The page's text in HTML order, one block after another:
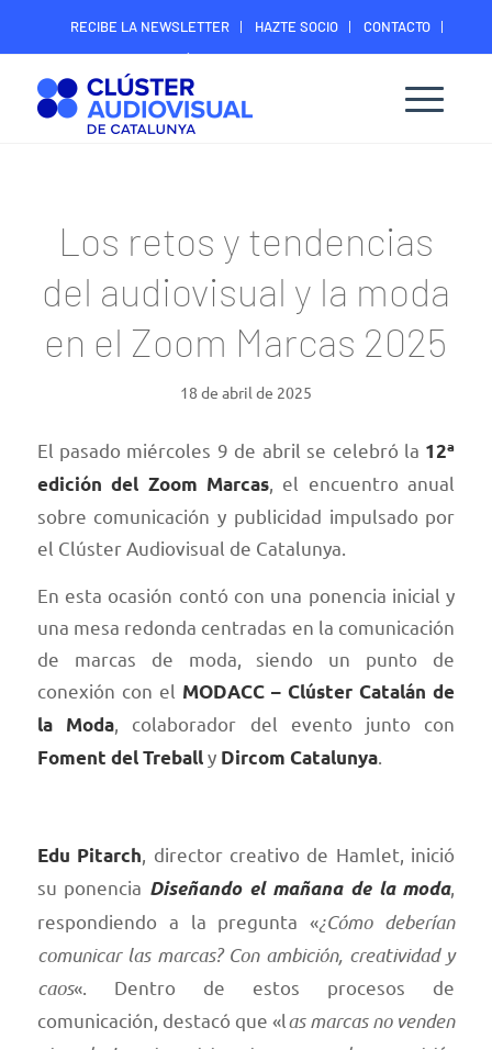
RECIBE LA NEWSLETTER HAZTE SOCIO
CONTACTO
ÁREA DIGITAL SOCIOS
Los retos y tendencias
del audiovisual y la moda
en el Zoom Marcas 2025
18 de abril de 2025
El pasado miércoles 9 de abril se celebró la 12ª
edición del Zoom Marcas , el encuentro anual
sobre comunicación y publicidad impulsado por
el Clúster Audiovisual de Catalunya.
En esta ocasión contó con una ponencia inicial y
una mesa redonda centradas en la comunicación
de marcas de moda, siendo un punto de
conexión con el MODACC – Clúster Catalán de
la Moda, colaborador del evento junto con
Foment del Trebally Dircom Catalunya.
Edu Pitarch , director creativo de Hamlet, inició
su ponencia Diseñando el mañana de la moda,
respondiendo a la pregunta «¿Cómo deberían
comunicar las marcas? Con ambición, creatividad y
caos«. Dentro de estos procesos de
comunicación, destacó que «las marcas no venden